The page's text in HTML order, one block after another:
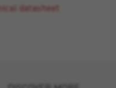
datasheet